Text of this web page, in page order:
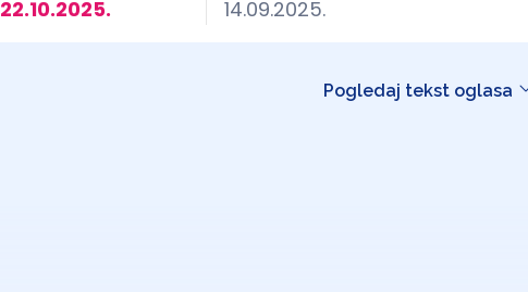
22.10.2025.
14.09.2025.
Pogledaj tekst oglasa